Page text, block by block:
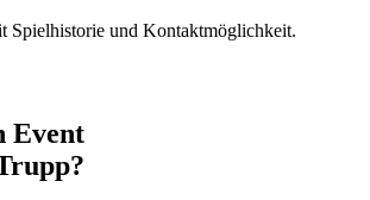
Spielhistorie und Kontaktmöglichkeit.
Event